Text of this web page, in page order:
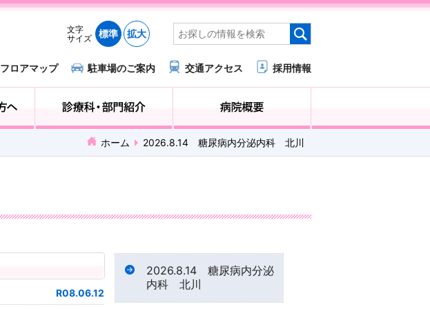
文字
サイズ
標準 拡大
フロアマップ 駐車場のご案内 交通アクセス 採用情報
ホーム 2026.8.14 糖尿病内分泌内科 北川
R08.06.12
2026.8.14 糖尿病内分泌
内科 北川